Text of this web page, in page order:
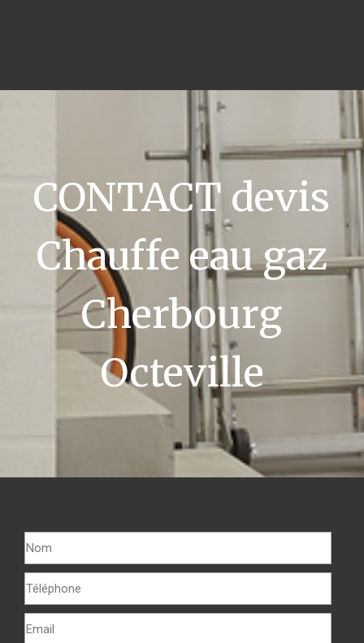
CONTACT devis
Chauffe eau gaz
Cherbourg
Octeville